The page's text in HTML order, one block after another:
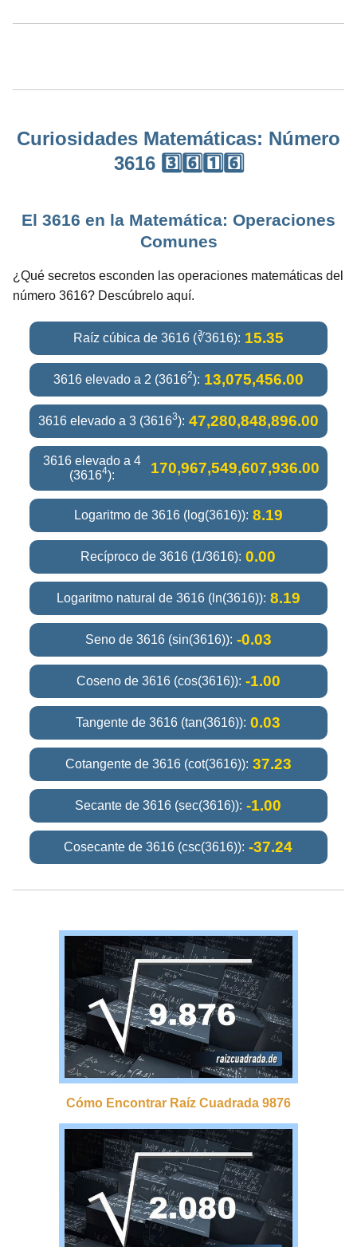
Curiosidades Matemáticas: Número
3616 3️⃣6️⃣1️⃣6️⃣
El 3616 en la Matemática: Operaciones
Comunes
¿Qué secretos esconden las operaciones matemáticas del
número 3616? Descúbrelo aquí.
Raíz cúbica de 3616 (∛3616): 15.35
3616 elevado a 2 (36162): 13,075,456.00
3616 elevado a 3 (36163): 47,280,848,896.00
3616 elevado a 4
(36164): 170,967,549,607,936.00
Logaritmo de 3616 (log(3616)): 8.19
Recíproco de 3616 (1/3616): 0.00
Logaritmo natural de 3616 (ln(3616)): 8.19
Seno de 3616 (sin(3616)): -0.03
Coseno de 3616 (cos(3616)): -1.00
Tangente de 3616 (tan(3616)): 0.03
Cotangente de 3616 (cot(3616)): 37.23
Secante de 3616 (sec(3616)): -1.00
Cosecante de 3616 (csc(3616)): -37.24
Cómo Encontrar Raíz Cuadrada 9876